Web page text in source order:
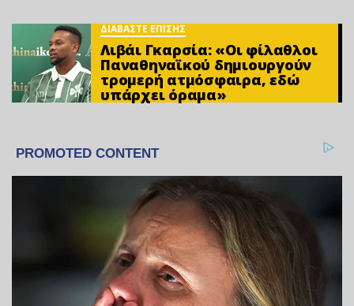
ΔΙΑΒΑΣΤΕ ΕΠΙΣΗΣ
Λιβάι Γκαρσία: «Οι φίλαθλοι
Παναθηναϊκού δημιουργούν
τρομερή ατμόσφαιρα, εδώ
υπάρχει όραμα»